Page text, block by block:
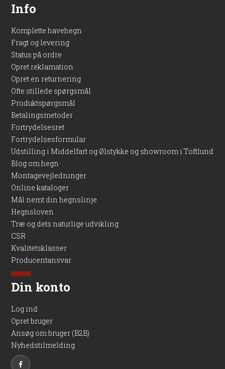
Info
Komplette havehegn
Fragt og levering
Status på ordre
Opret reklamation
Opret en returnering
Ofte stillede spørgsmål
Produktspørgsmål
Betalingsmetoder
Fortrydelsesret
Fortrydelsesformular
Udstilling i Middelfart og Ølstykke og showroom i Toftlund
Blog om hegn
Montagevejledninger
Online kataloger
Mål nemt din hegnslinje
Hegnsloven
Træ og dets naturlige udvikling
CSR
Kvalitetsklasser
Producentansvar
Din konto
Log ind
Opret bruger
Ansøg om bruger (B2B)
Nyhedstilmelding